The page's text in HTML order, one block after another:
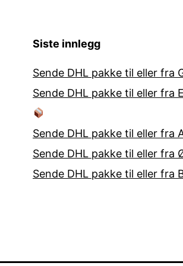
Siste innlegg
Sende DHL pakke til eller fra
Sende DHL pakke til eller fra
Sende DHL pakke til eller fra
Sende DHL pakke til eller fra
Sende DHL pakke til eller fra